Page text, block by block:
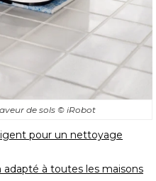
de sols© iRobot
pour un nettoyage
à toutes les maisons